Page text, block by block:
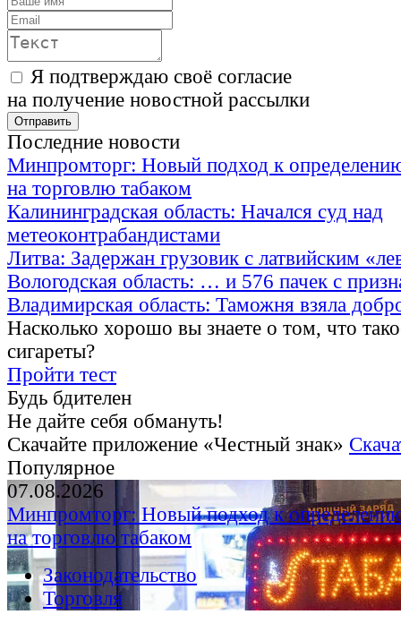
Я подтверждаю своё согласие
на получение новостной рассылки
Последние новости
Минпромторг: Новый подход к
на торговлю табаком
Калининградская область: Начался суд над
метеоконтрабандистами
Литва: Задержан грузовик с латвийским
Вологодская область: … и 576 пачек с
Владимирская область: Таможня взяла
Насколько хорошо вы знаете о том, что
сигареты?
Пройти тест
Будь бдителен
Не дайте себя обмануть!
Скачайте приложение «Честный знак»
Популярное
07.08.2026
Минпромторг: Новый подход к
на торговлю табаком
Законодательство
Торговля